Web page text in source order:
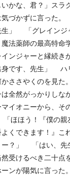
いかな、君？」スラ
気づかずに言った
生」 「グレインジ
法薬師の最高特命
ンジャーと縁続
身です、先生」 ハ
ささやくのを見た
全然がっかりしな
イオニーから、そ
ほほう！『僕の親
くできます！』こ
？」 「はい、先
受けるべき二十点
ーンが陽気に言っ